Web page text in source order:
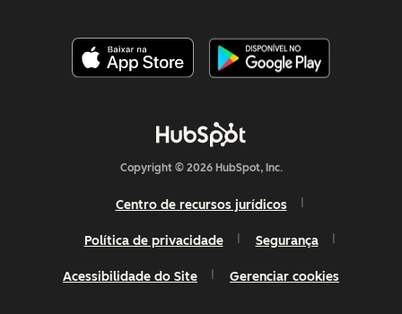
Copyright © 2026 HubSpot, Inc.
Centro de recursos jurídicos
Política de privacidade Segurança
Acessibilidade do Site Gerenciar cookies